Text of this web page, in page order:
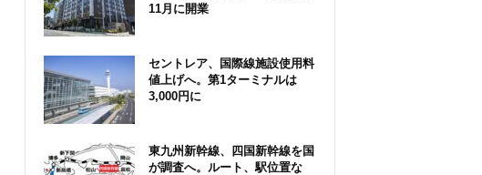
11月に開業
セントレア、国際線施設使用料
値上げへ。第1ターミナルは
3,000円に
東九州新幹線、四国新幹線を国
が調査へ。ルート、駅位置な